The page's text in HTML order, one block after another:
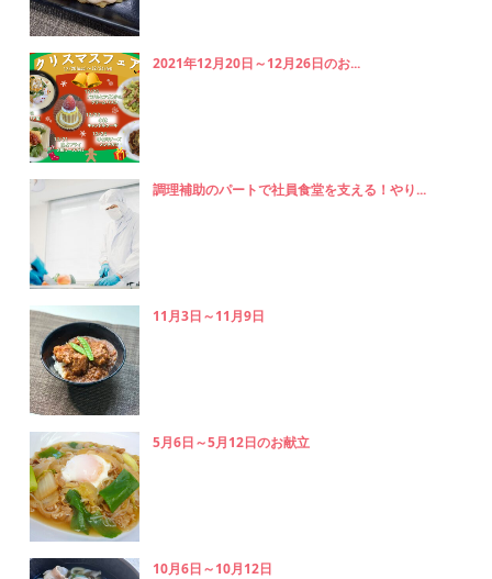
2021年12月20日～12月26日のお...
調理補助のパートで社員食堂を支える！やり...
11月3日～11月9日
5月6日～5月12日のお献立
10月6日～10月12日